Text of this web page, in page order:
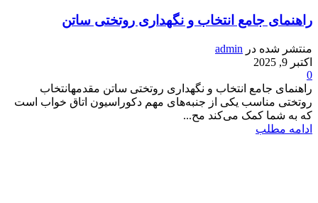
راهنمای جامع انتخاب و نگهداری روتختی ساتن
منتشر شده در admin
اکتبر 9, 2025
0
راهنمای جامع انتخاب و نگهداری روتختی ساتن مقدمهانتخاب
روتختی مناسب یکی از جنبه‌های مهم دکوراسیون اتاق خواب است
که به شما کمک می‌کند مح...
ادامه مطلب